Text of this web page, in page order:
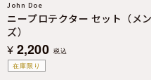
在庫限り
John Doe
ニープロテクター セット（メン
ズ）
¥ 2,200 税込